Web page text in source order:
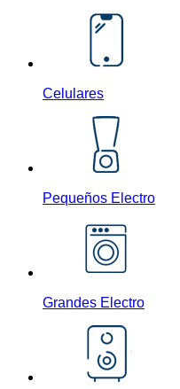
Celulares
Pequeños Electro
Grandes Electro